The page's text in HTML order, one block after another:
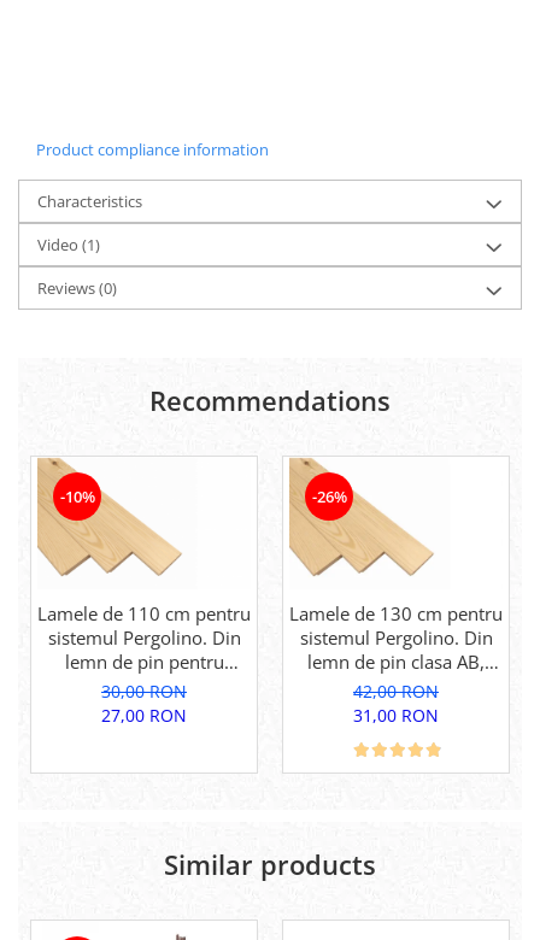
Product compliance information
Characteristics
Video (1)
Reviews(0)
Recommendations
-10%
Lamele de 110 cm pentru
sistemul Pergolino. Din
lemn de pin pentru
inchidere perfecta.
30,00 RON
27,00 RON
-26%
Lamele de 130 cm pentru
sistemul Pergolino. Din
lemn de pin clasa AB,
pentru inchidere
perfecta.
42,00 RON
31,00 RON
Similar products